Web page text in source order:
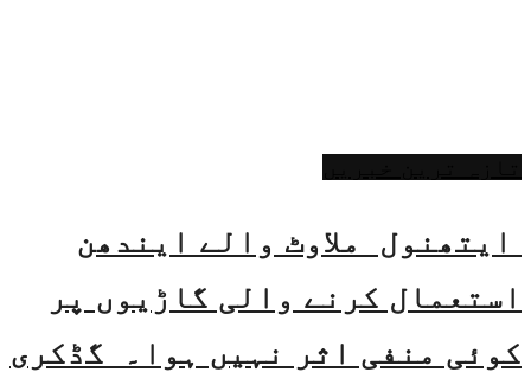
ایتھنول ملاوٹ والے ایندھن
استعمال کرنے والی گاڑیوں پر
کوئی منفی اثر نہیں ہوا۔ گڈکری